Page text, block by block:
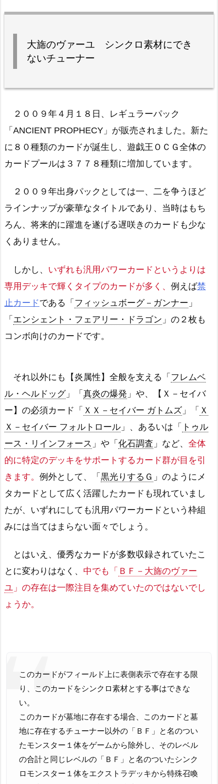
大旆のヴァーユ シンクロ素材にでき
ないチューナー
２００９年４月１８日、レギュラーパック
「ANCIENT PROPHECY」が販売されました。新た
に８０種類のカードが誕生し、遊戯王ＯＣＧ全体の
カードプールは３７７８種類に増加しています。
２００９年出身パックとしては一、二を争うほど
ラインナップが豪華なタイトルであり、当時はもち
ろん、将来的に躍進を遂げる遅咲きのカードも少な
くありません。
しかし、 いずれも汎用パワーカードというよりは
専用デッキで輝くタイプのカードが多く、 例えば禁
止カードである「 フィッシュボーグ－ガンナー 」
「 エンシェント・フェアリー・ドラゴン 」の２枚も
コンボ向けのカードです。
それ以外にも【炎属性】全般を支える「 フレムベ
ル・ヘルドッグ」「 真炎の爆発 」や、【Ｘ－セイバ
ー】の必須カード「 ＸＸ－セイバー ガトムズ 」「 Ｘ
Ｘ－セイバー フォルトロール 」、あるいは「 トゥル
ース・リインフォース 」や「 化石調査 」など、 全体
的に特定のデッキをサポートするカード群が目を引
きます。 例外として、「 黒光りするＧ 」のようにメ
タカードとして広く活躍したカードも現れていまし
たが、いずれにしても汎用パワーカードという枠組
みには当てはまらない面々でしょう。
とはいえ、優秀なカードが多数収録されていたこ
とに変わりはなく、 中でも「 ＢＦ－大旆のヴァー
ユ 」の存在は一際注目を集めていたのではないでし
ょうか。
このカードがフィールド上に表側表示で存在する限
り、このカードをシンクロ素材とする事はできな
い。
このカードが墓地に存在する場合、このカードと墓
地に存在するチューナー以外の「ＢＦ」と名のつい
たモンスター１体をゲームから除外し、そのレベル
の合計と同じレベルの「ＢＦ」と名のついたシンク
ロモンスター１体をエクストラデッキから特殊召喚